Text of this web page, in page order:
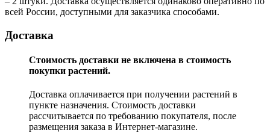
всей России, доступными для заказчика способами.
Доставка
Стоимость доставки не включена в стоимость
покупки растений.
Доставка оплачивается при получении растений в
пункте назначения. Стоимость доставки
рассчитывается по требованию покупателя, после
размещения заказа в Интернет-магазине.